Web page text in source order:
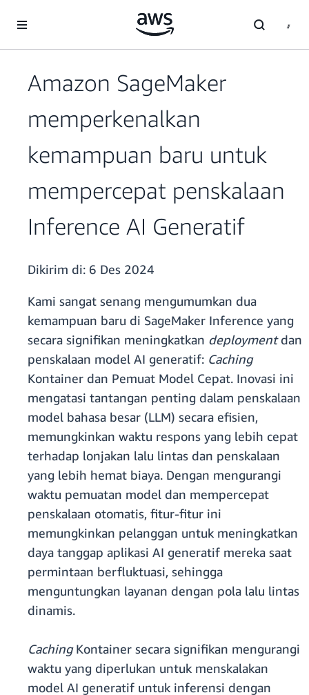
Amazon SageMaker
memperkenalkan
kemampuan baru untuk
mempercepat penskalaan
Inference AI Generatif
Dikirim di: 6 Des 2024
Kami sangat senang mengumumkan dua
kemampuan baru di SageMaker Inference yang
secara signifikan meningkatkan deploymentdan
penskalaan model AI generatif: Caching
Kontainer dan Pemuat Model Cepat. Inovasi ini
mengatasi tantangan penting dalam penskalaan
model bahasa besar (LLM) secara efisien,
memungkinkan waktu respons yang lebih cepat
terhadap lonjakan lalu lintas dan penskalaan
yang lebih hemat biaya. Dengan mengurangi
waktu pemuatan model dan mempercepat
penskalaan otomatis, fitur-fitur ini
memungkinkan pelanggan untuk meningkatkan
daya tanggap aplikasi AI generatif mereka saat
permintaan berfluktuasi, sehingga
menguntungkan layanan dengan pola lalu lintas
dinamis.
CachingKontainer secara signifikan mengurangi
waktu yang diperlukan untuk menskalakan
model AI generatif untuk inferensi dengan